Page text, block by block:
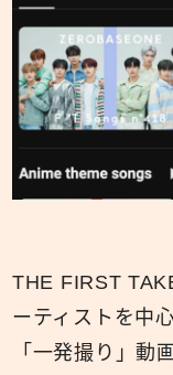
THE FIRST
ーティストを中
「一発撮り」動